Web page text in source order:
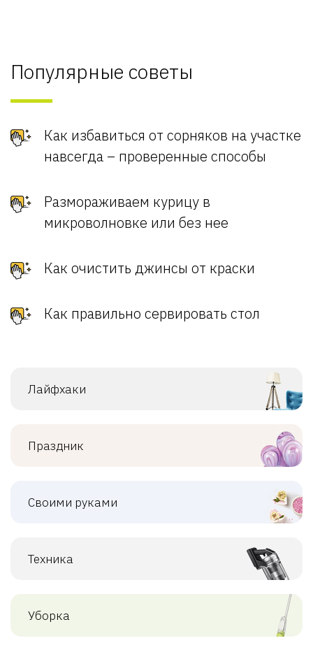
Популярные советы
Как избавиться от сорняков на участке
навсегда – проверенные способы
Размораживаем курицу в
микроволновке или без нее
Как очистить джинсы от краски
Как правильно сервировать стол
Лайфхаки
Праздник
Своими руками
Техника
Уборка